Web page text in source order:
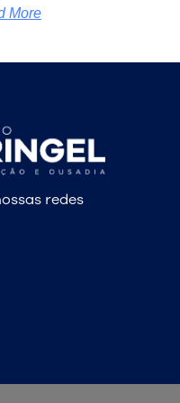
More
redes